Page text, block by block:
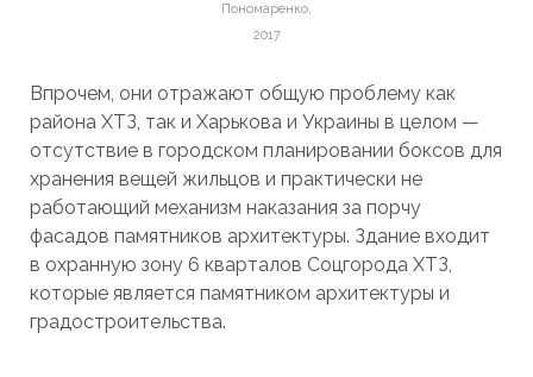
Пономаренко,
2017
Впрочем, они отражают общую проблему как
района ХТЗ, так и Харькова и Украины в целом —
отсутствие в городском планировании боксов для
хранения вещей жильцов и практически не
работающий механизм наказания за порчу
фасадов памятников архитектуры. Здание входит
в охранную зону 6 кварталов Соцгорода ХТЗ,
которые является памятником архитектуры и
градостроительства.